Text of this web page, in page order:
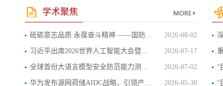
学术聚焦
砥砺意志品质 永葆奋斗精神 ——国防科... 2026-08-02
习近平出席2026世界人工智能大会暨人工... 2026-07-17
全球首份大语言模型安全防范能力测评报... 2026-07-02
华为发布源网荷储AIDC战略，引领产业未... 2026-05-30
“
“